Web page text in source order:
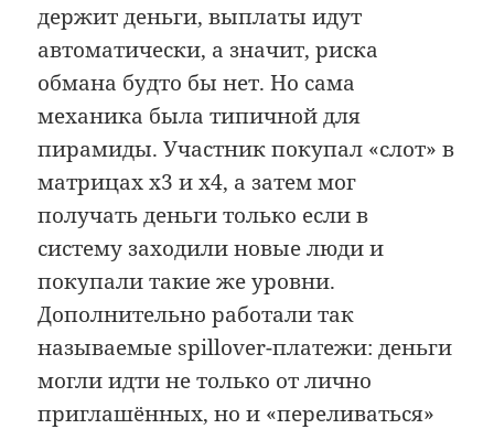
держит деньги, выплаты идут
автоматически, а значит, риска
обмана будто бы нет. Но сама
механика была типичной для
пирамиды. Участник покупал «слот» в
матрицах x3 и x4, а затем мог
получать деньги только если в
систему заходили новые люди и
покупали такие же уровни.
Дополнительно работали так
называемые spillover-платежи: деньги
могли идти не только от лично
приглашённых, но и «переливаться»